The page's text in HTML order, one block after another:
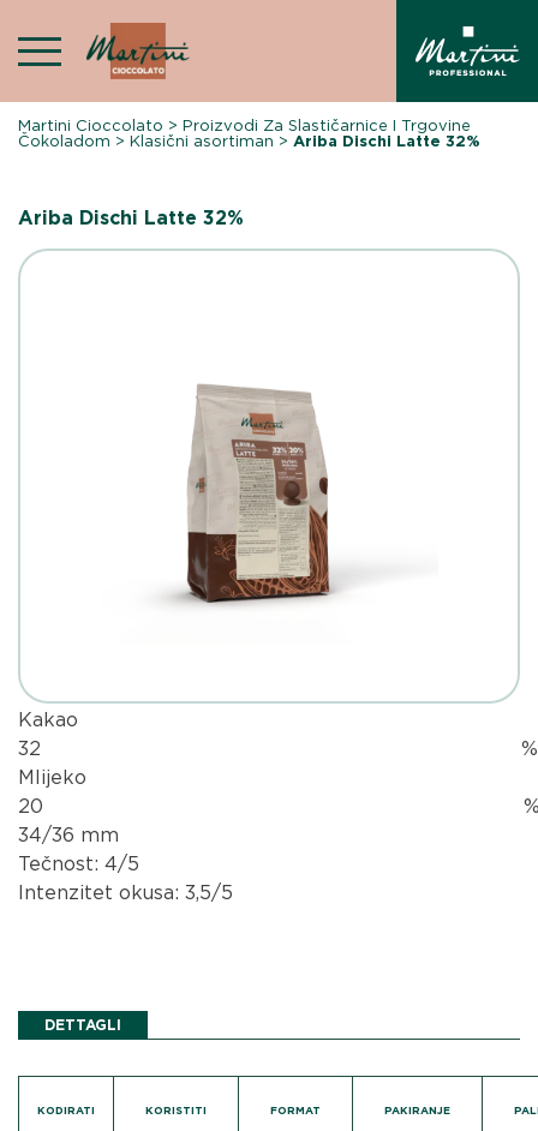
content
Martini Cioccolato >Proizvodi Za Slastičarnice I Trgovine
Čokoladom >Klasični asortiman >Ariba Dischi Latte 32%
Ariba Dischi Latte 32%
Kakao
32 %
Mlijeko
20
34/36 mm
Tečnost: 4/5
Intenzitet okusa: 3,5/5
DETTAGLI
KODIRATI KORISTITI FORMAT PAKIRANJE